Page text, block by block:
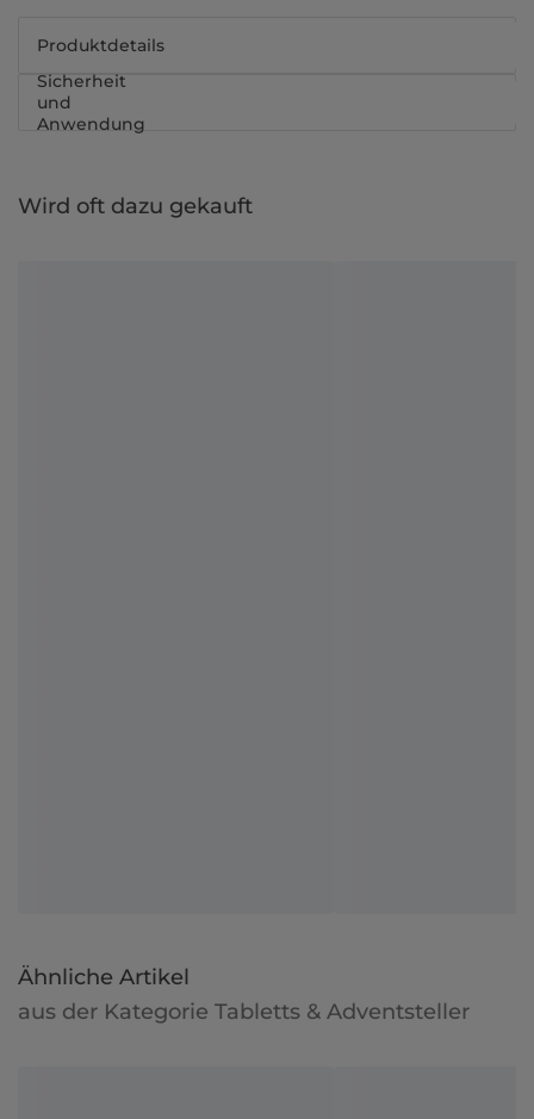
Produktdetails
Sicherheit
und
Anwendung
Wird oft dazu gekauft
Ähnliche Artikel
aus der Kategorie Tabletts & Adventsteller